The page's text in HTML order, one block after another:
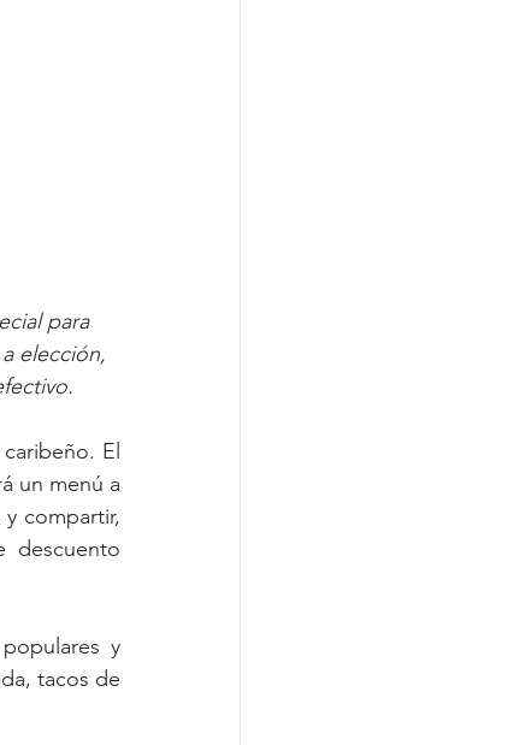
para
elección,
El
un menú a
compartir,
descuento
y
tacos de